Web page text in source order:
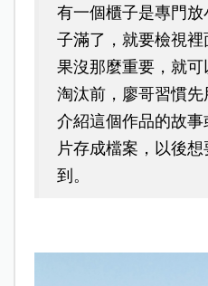
有一個櫃子是專門
子滿了，就要檢視
果沒那麼重要，就
淘汰前，廖哥習慣
介紹這個作品的故
片存成檔案，以後
到。